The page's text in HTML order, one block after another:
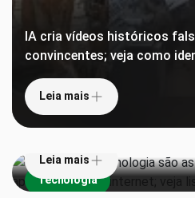
IA cria vídeos históricos
convincentes; veja como
Leia mais
Tecnologia
Gigantes de tecnologia são
para aplicar golpes na
Leia mais
EUA proíbem robôs
disputa tecnológica com